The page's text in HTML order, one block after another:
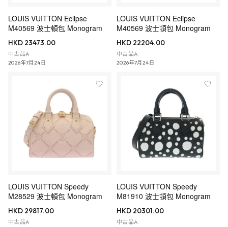
LOUIS VUITTON Eclipse
M40569 波士頓包 Monogram
HKD 23473.00
中古品A
2026年7月24日
LOUIS VUITTON Eclipse
M40569 波士頓包 Monogram
HKD 22204.00
中古品A
2026年7月24日
LOUIS VUITTON Speedy
M28529 波士頓包 Monogram
HKD 29817.00
中古品A
LOUIS VUITTON Speedy
M81910 波士頓包 Monogram
HKD 20301.00
中古品A